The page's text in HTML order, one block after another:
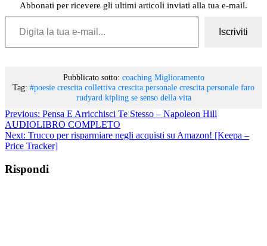
Abbonati per ricevere gli ultimi articoli inviati alla tua e-mail.
Digita la tua e-mail...
Iscriviti
Pubblicato sotto: coaching Miglioramento
Tag: #poesie crescita collettiva crescita personale crescita personale faro
rudyard kipling se senso della vita
Previous: Pensa E Arricchisci Te Stesso – Napoleon Hill
AUDIOLIBRO COMPLETO
Next: Trucco per risparmiare negli acquisti su Amazon! [Keepa –
Price Tracker]
Rispondi